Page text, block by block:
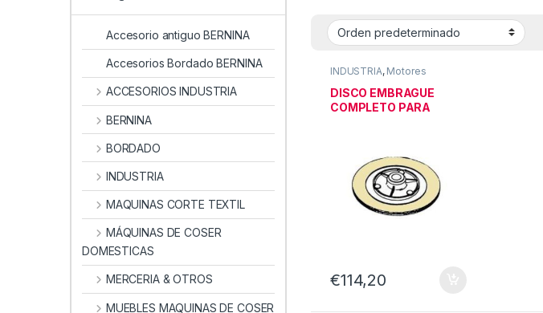
INDUSTRIA, Motores
industriales
DISCO EMBRAGUE
COMPLETO PARA
€114,20
Accesorio antiguo BERNINA
Accesorios Bordado BERNINA
ACCESORIOS INDUSTRIA
BERNINA
BORDADO
INDUSTRIA
MAQUINAS CORTE TEXTIL
MÁQUINAS DE COSER
DOMESTICAS
MERCERIA & OTROS
MUEBLES MAQUINAS DE COSER